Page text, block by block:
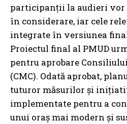
participanții la audieri vor
în considerare, iar cele
integrate în versiunea
Proiectul final al PMUD
pentru aprobare
(CMC). Odată aprobat,
tuturor măsurilor și
implementate pentru a
unui oraș mai modern și